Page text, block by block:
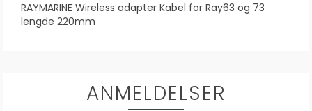
RAYMARINE Wireless adapter Kabel for Ray63 og 73
lengde 220mm
ANMELDELSER